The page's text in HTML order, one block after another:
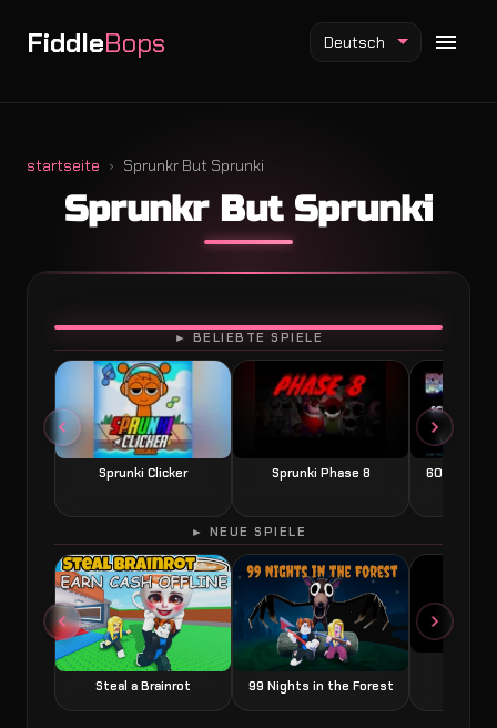
FiddleBops
Fiddlebops Mod
Incredibox Mod
Sprunki Mod
Deutsch
startseite Sprunkr But Sprunki
Sprunkr But Sprunki
► BELIEBTE SPIELE
Sprunki Clicker Sprunki Phase 8 60
SPIELEN
► NEUE SPIELE
Steal a Brainrot 99 Nights in the Forest